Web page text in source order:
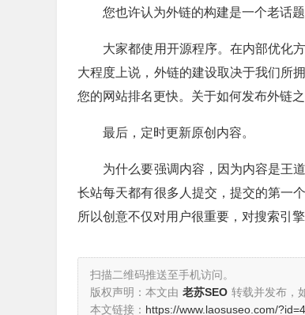
您也许认为外链的构建是一个老话题
大家都使用开源程序。在内部优化方
大程度上说，外链的建设取决于我们所
您的网站排名更快。关于如何发布外链
最后，定时更新原创内容。
为什么要强调内容，因为内容是王道
长站每天都有很多人提交，提交的第一
所以创意不仅对用户很重要，对搜索引擎
扫描二维码推送至手机访问。
版权声明：本文由 老苏SEO 转载并发布，
本文链接： https://www.laosuseo.com/